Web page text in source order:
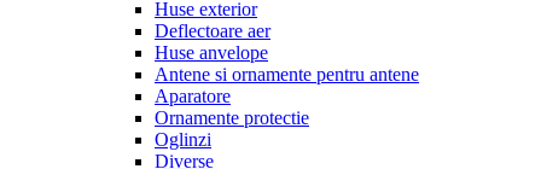
Huse exterior
Deflectoare aer
Huse anvelope
Antene si ornamente pentru antene
Aparatore
Ornamente protectie
Oglinzi
Diverse